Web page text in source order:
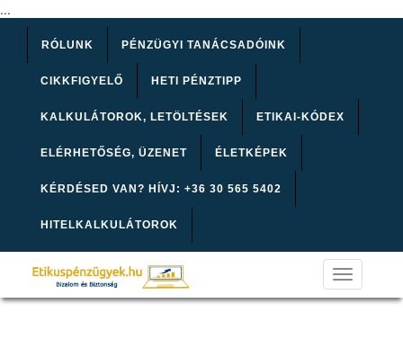
...
RÓLUNK PÉNZÜGYI TANÁCSADÓINK
CIKKFIGYELŐ HETI PÉNZTIPP
KALKULÁTOROK, LETÖLTÉSEK ETIKAI-KÓDEX
ELÉRHETŐSÉG, ÜZENET ÉLETKÉPEK
KÉRDÉSED VAN? HÍVJ: +36 30 565 5402
HITELKALKULÁTOROK
Toggle
navigation